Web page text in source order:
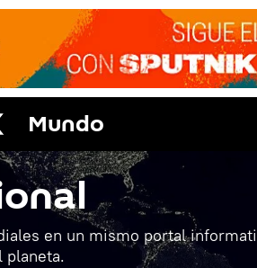
Mundo
en un mismo portal
planeta.